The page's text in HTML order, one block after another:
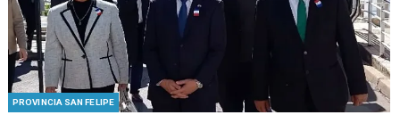
PROVINCIA SAN FELIPE